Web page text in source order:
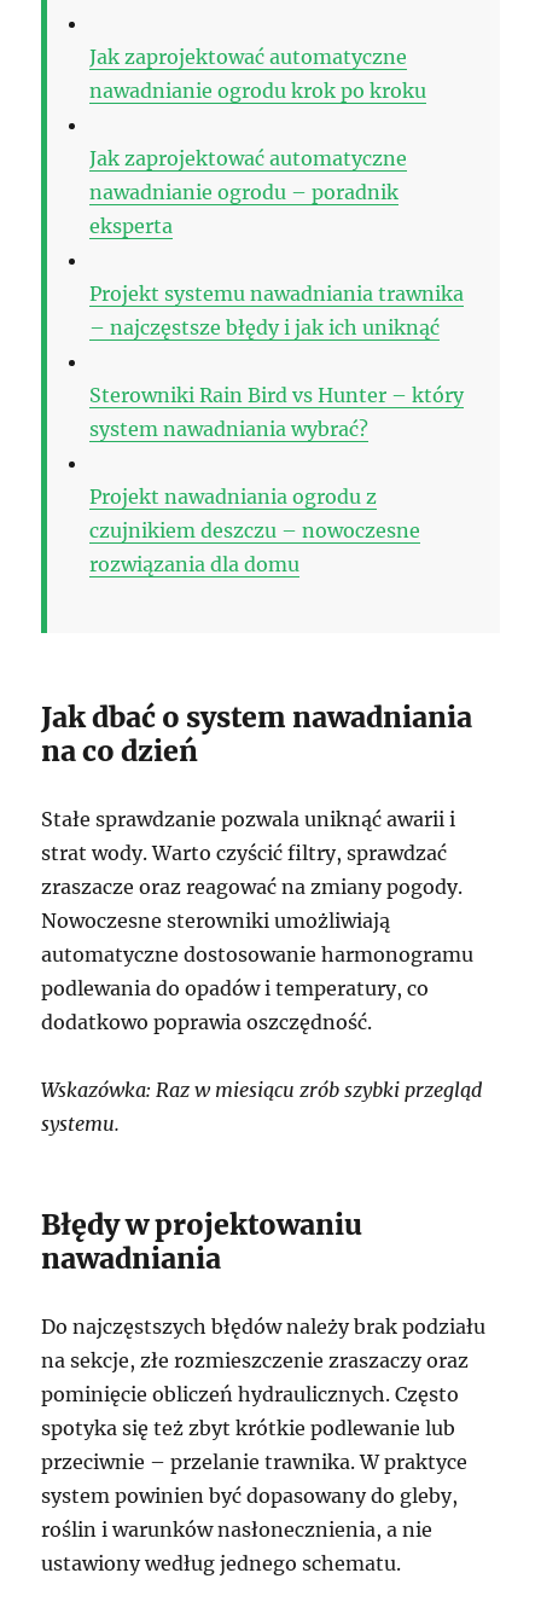
Jak zaprojektować automatyczne
nawadnianie ogrodu krok po kroku
Jak zaprojektować automatyczne
nawadnianie ogrodu – poradnik
eksperta
Projekt systemu nawadniania trawnika
– najczęstsze błędy i jak ich uniknąć
Sterowniki Rain Bird vs Hunter – który
system nawadniania wybrać?
Projekt nawadniania ogrodu z
czujnikiem deszczu – nowoczesne
rozwiązania dla domu
Jak dbać o system nawadniania
na co dzień
Stałe sprawdzanie pozwala uniknąć awarii i
strat wody. Warto czyścić filtry, sprawdzać
zraszacze oraz reagować na zmiany pogody.
Nowoczesne sterowniki umożliwiają
automatyczne dostosowanie harmonogramu
podlewania do opadów i temperatury, co
dodatkowo poprawia oszczędność.
Wskazówka: Raz w miesiącu zrób szybki przegląd
systemu.
Błędy w projektowaniu
nawadniania
Do najczęstszych błędów należy brak podziału
na sekcje, złe rozmieszczenie zraszaczy oraz
pominięcie obliczeń hydraulicznych. Często
spotyka się też zbyt krótkie podlewanie lub
przeciwnie – przelanie trawnika. W praktyce
system powinien być dopasowany do gleby,
roślin i warunków nasłonecznienia, a nie
ustawiony według jednego schematu.